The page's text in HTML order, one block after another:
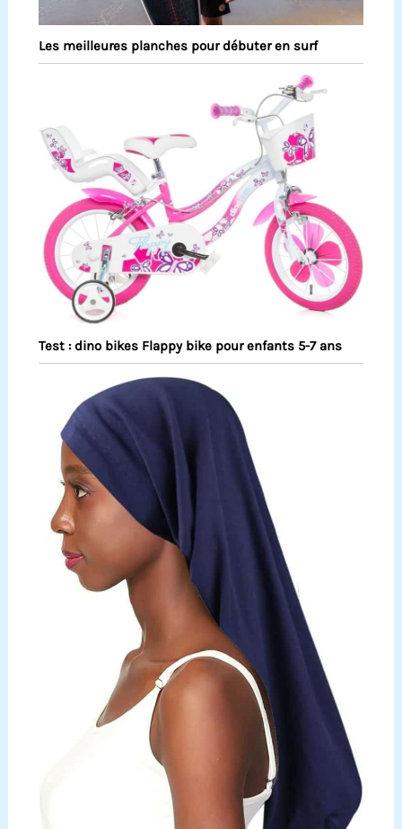
Les meilleures planches pour débuter en surf
Test : dino bikes Flappy bike pour enfants 5-7 ans